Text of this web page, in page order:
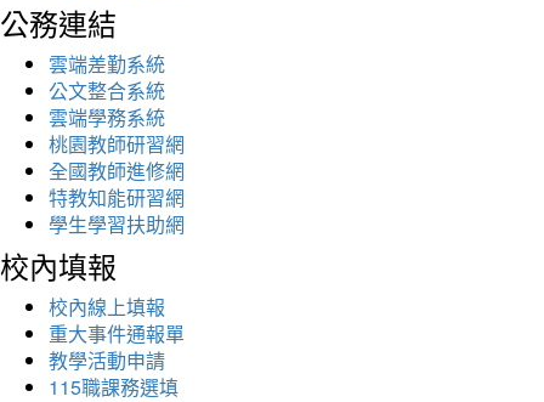
公務連結
雲端差勤系統
公文整合系統
雲端學務系統
桃園教師研習網
全國教師進修網
特教知能研習網
學生學習扶助網
校內填報
校內線上填報
重大事件通報單
教學活動申請
115職課務選填